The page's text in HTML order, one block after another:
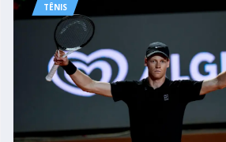
TÊNIS